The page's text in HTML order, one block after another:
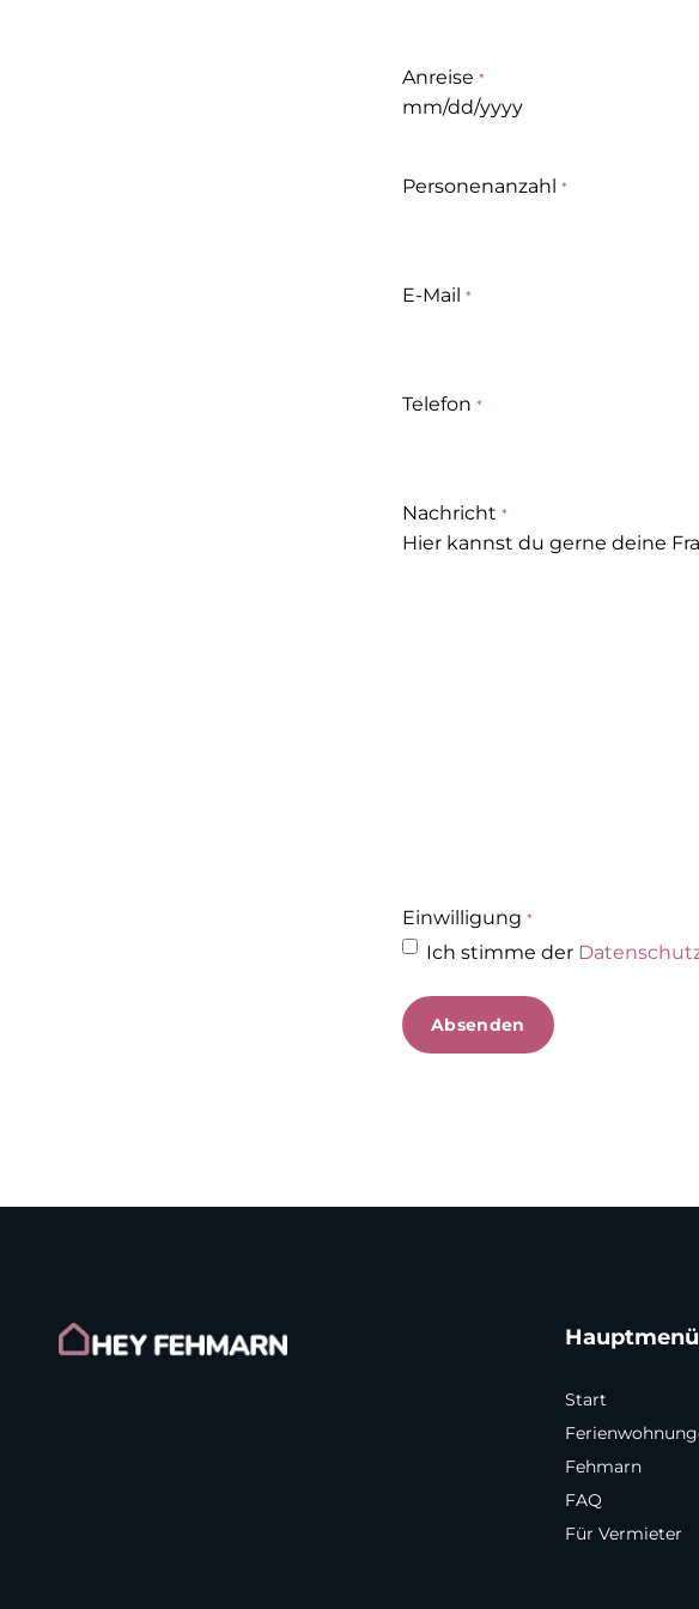
Anreise
MM
TT
Personenanzahl
E-Mail
Telefon
Nachricht
Hier kannst du gerne deine
Einwilligung
Ich stimme der
Hauptmenü
Start
Fehmarn
FAQ
Für Vermieter